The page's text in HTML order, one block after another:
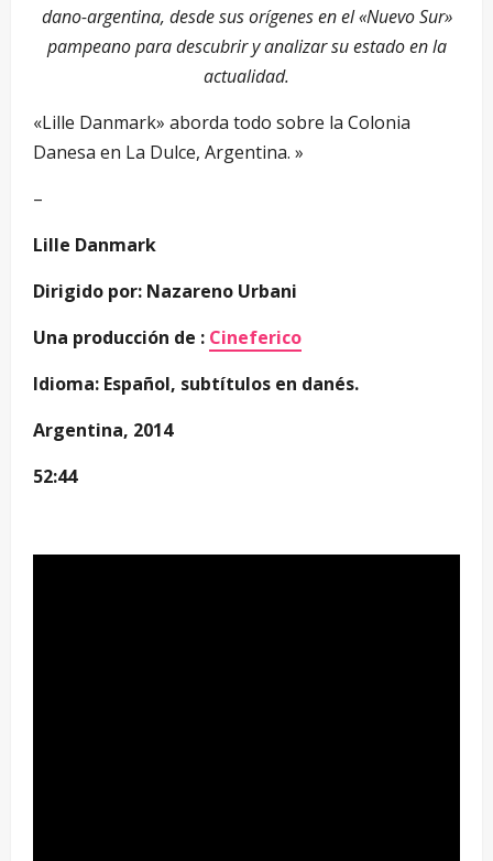
dano-argentina, desde sus orígenes en el «Nuevo Sur»
pampeano para descubrir y analizar su estado en la
actualidad.
«Lille Danmark» aborda todo sobre la Colonia
Danesa en La Dulce, Argentina. »
–
Lille Danmark
Dirigido por: Nazareno Urbani
Una producción de : Cineferico
Idioma: Español, subtítulos en danés.
Argentina, 2014
52:44